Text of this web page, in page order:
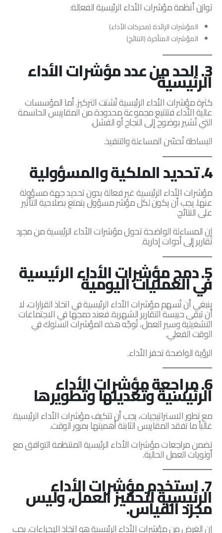
توازن أنظمة مؤشرات الأداء الرئيسية الفعالة:
المؤشرات الرائدة (محركات الأداء)
المؤشرات المتأخرة (النتائج)
3. الحد من عدد مؤشرات الأداء
الرئيسية
كثرة مؤشرات الأداء الرئيسية تُشتت التركيز. أما المؤسسات
عالية الأداء فتتتبع مجموعة محدودة من المقاييس الحاسمة
التي تُشير بوضوح إلى النجاح أو الفشل.
البساطة تُحسّن المساءلة والتنفيذ.
4. تحديد الملكية والمسؤولية
مؤشرات الأداء الرئيسية غير فعالة بدون تحديد جهة مسؤولة
عنها. يجب أن يكون لكل مؤشر مسؤول يتمتع بصلاحية التأثير
على النتائج.
إن المساءلة الواضحة تحول مؤشرات الأداء الرئيسية من مجرد
تقارير إلى أدوات إدارية.
5. دمج مؤشرات الأداء الرئيسية
في العمليات اليومية
ينبغي أن تُسهم مؤشرات الأداء الرئيسية في اتخاذ القرارات، لا
أن تبقى حبيسة التقارير الشهرية. فعند دمجها في الاجتماعات
التشغيلية وسير العمل، تُوجّه هذه المؤشرات السلوك في
الوقت الفعلي.
الرؤية الواضحة تحفز الأداء.
6. مراجعة مؤشرات الأداء
الرئيسية وتعديلها وتطويرها
مع تطور الاستراتيجيات، يجب أن تتكيف مؤشرات الأداء الرئيسية.
غالباً ما تفقد المقاييس الثابتة أهميتها بمرور الوقت.
تضمن مراجعات مؤشرات الأداء الرئيسية المنتظمة التوافق مع
أولويات العمل الحالية.
7. استخدم مؤشرات الأداء
الرئيسية لتحفيز العمل، وليس
مجرد القياس.
إن الغرض من مؤشرات الأداء الرئيسية هو اتخاذ الإجراءات. يجب